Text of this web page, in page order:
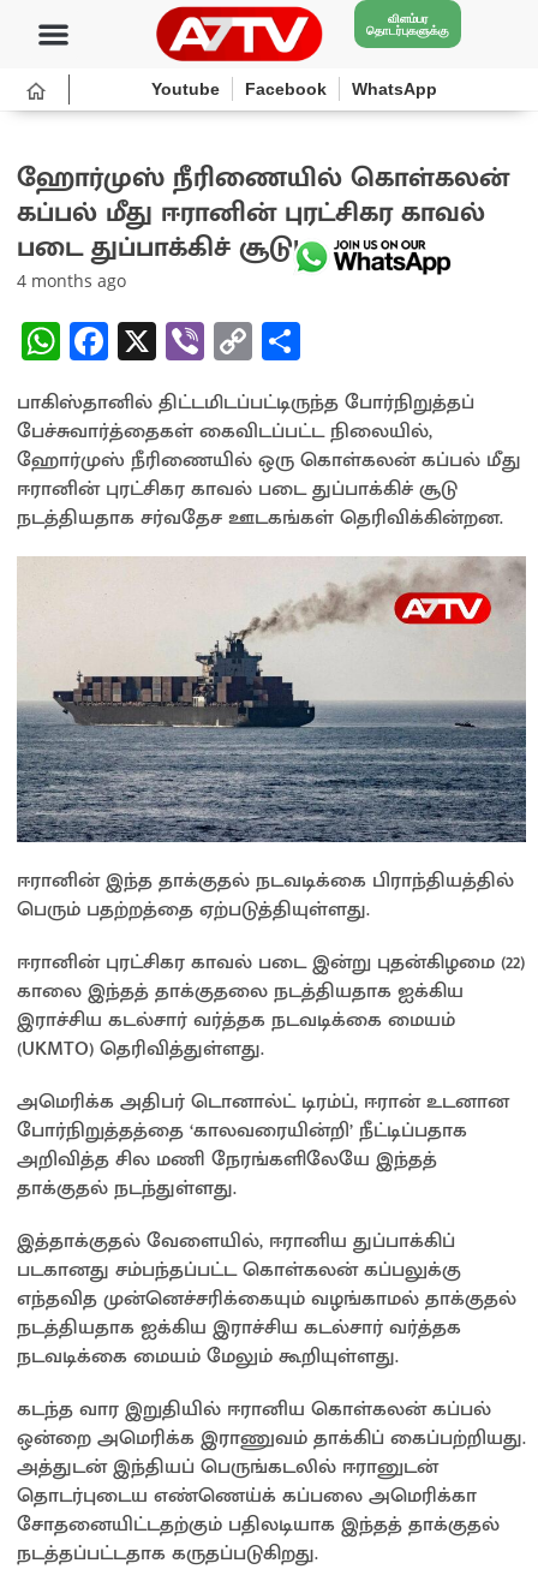
விளம்பர
தொடர்புகளுக்கு
Youtube Facebook WhatsApp
ஹோர்முஸ் நீரிணையில் கொள்கலன்
கப்பல் மீது ஈரானின் புரட்சிகர காவல்
படை துப்பாக்கிச் சூடு!
4 months ago
W
h
at
sA
p
p
Fa
ce
b
o
o
k
X Vi
b
er
C
o
py
Li
n
k
h
ar
e
பாகிஸ்தானில் திட்டமிடப்பட்டிருந்த போர்நிறுத்தப்
பேச்சுவார்த்தைகள் கைவிடப்பட்ட நிலையில்,
ஹோர்முஸ் நீரிணையில் ஒரு கொள்கலன் கப்பல் மீது
ஈரானின் புரட்சிகர காவல் படை துப்பாக்கிச் சூடு
நடத்தியதாக சர்வதேச ஊடகங்கள் தெரிவிக்கின்றன.
ஈரானின் இந்த தாக்குதல் நடவடிக்கை பிராந்தியத்தில்
பெரும் பதற்றத்தை ஏற்படுத்தியுள்ளது.
ஈரானின் புரட்சிகர காவல் படை இன்று புதன்கிழமை (22)
காலை இந்தத் தாக்குதலை நடத்தியதாக ஐக்கிய
இராச்சிய கடல்சார் வர்த்தக நடவடிக்கை மையம்
(UKMTO) தெரிவித்துள்ளது.
அமெரிக்க அதிபர் டொனால்ட் டிரம்ப், ஈரான் உடனான
போர்நிறுத்தத்தை ‘காலவரையின்றி’ நீட்டிப்பதாக
அறிவித்த சில மணி நேரங்களிலேயே இந்தத்
தாக்குதல் நடந்துள்ளது.
இத்தாக்குதல் வேளையில், ஈரானிய துப்பாக்கிப்
படகானது சம்பந்தப்பட்ட கொள்கலன் கப்பலுக்கு
எந்தவித முன்னெச்சரிக்கையும் வழங்காமல் தாக்குதல்
நடத்தியதாக ஐக்கிய இராச்சிய கடல்சார் வர்த்தக
நடவடிக்கை மையம் மேலும் கூறியுள்ளது.
கடந்த வார இறுதியில் ஈரானிய கொள்கலன் கப்பல்
ஒன்றை அமெரிக்க இராணுவம் தாக்கிப் கைப்பற்றியது.
அத்துடன் இந்தியப் பெருங்கடலில் ஈரானுடன்
தொடர்புடைய எண்ணெய்க் கப்பலை அமெரிக்கா
சோதனையிட்டதற்கும் பதிலடியாக இந்தத் தாக்குதல்
நடத்தப்பட்டதாக கருதப்படுகிறது.